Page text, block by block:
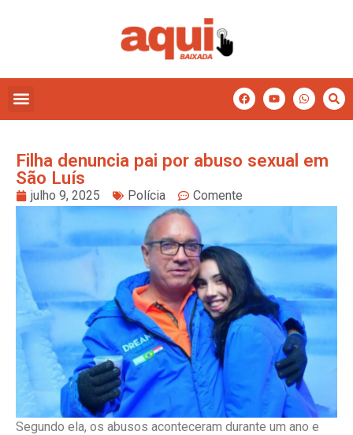
Filha denuncia pai por abuso sexual em
São Luís
julho 9, 2025 Polícia Comente
Segundo ela, os abusos aconteceram durante um ano e